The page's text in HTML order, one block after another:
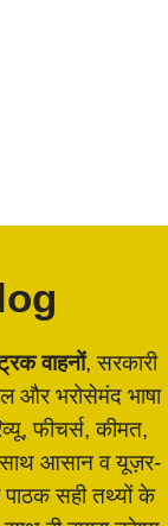
वाहनों, सरकारी
और भरोसेमंद भाषा
फीचर्स, कीमत,
आसान व यूज़र-
सही तथ्यों के